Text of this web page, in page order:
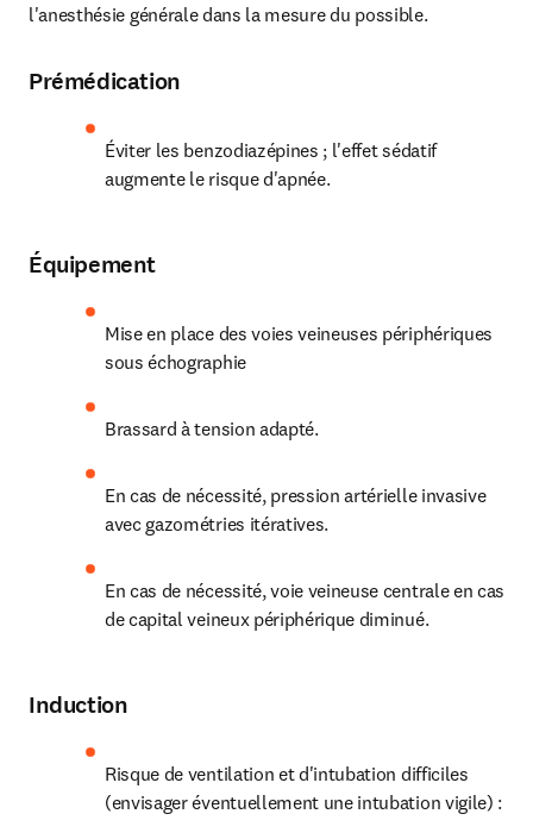
l'anesthésie générale dans la mesure du possible.
Prémédication
Éviter les benzodiazépines ; l'effet sédatif
augmente le risque d'apnée.
Équipement
Mise en place des voies veineuses périphériques
sous échographie
Brassard à tension adapté.
En cas de nécessité, pression artérielle invasive
avec gazométries itératives.
En cas de nécessité, voie veineuse centrale en cas
de capital veineux périphérique diminué.
Induction
Risque de ventilation et d'intubation difficiles
(envisager éventuellement une intubation vigile) :